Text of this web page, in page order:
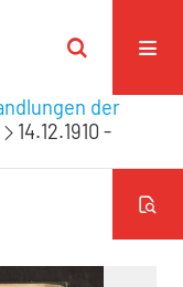
der
14.12.1910 -